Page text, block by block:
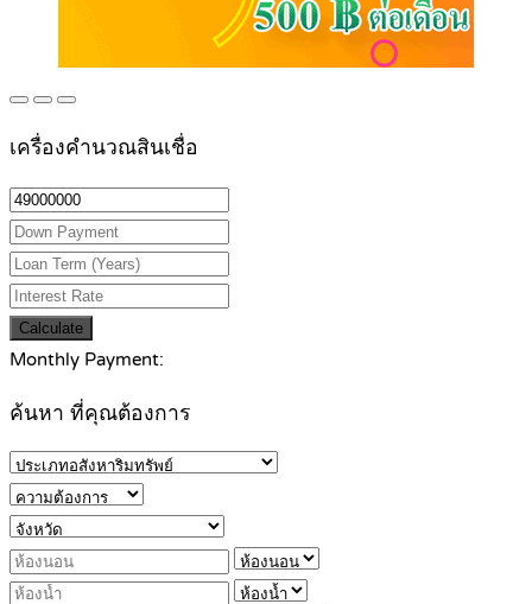
เครื่องคำนวณสินเชื่อ
Calculate
Monthly Payment:
ค้นหา ที่คุณต้องการ